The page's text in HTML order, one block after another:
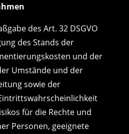
des Art. 32 DSGVO
des Stands der
und der
Umstände und der
sowie der
für die Rechte und
Personen, geeignete